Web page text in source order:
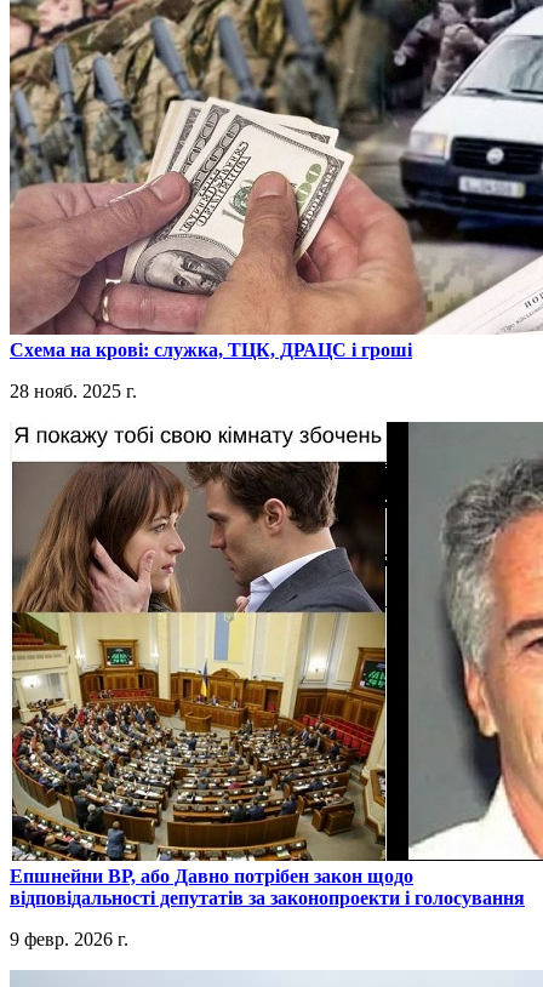
​Схема на крові: служка, ТЦК, ДРАЦС і гроші
28 нояб. 2025 г.
​Епшнейни ВР, або Давно потрібен закон щодо
відповідальності депутатів за законопроекти і голосування
9 февр. 2026 г.